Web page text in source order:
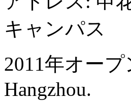
キャンパス
2011年オープ
Hangzhou.